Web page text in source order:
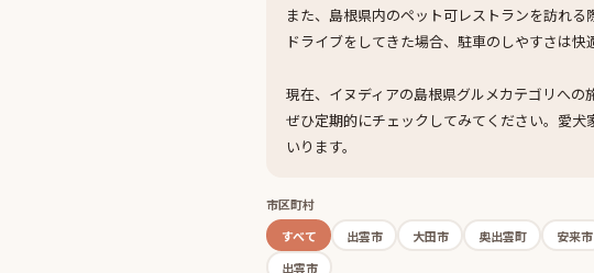
また、島根県内のペット可レストランを訪れ
ドライブをしてきた場合、駐車のしやすさは快
現在、イヌディアの島根県グルメカテゴリへの
ぜひ定期的にチェックしてみてください。愛
いります。
市区町村
すべて
出雲市 大田市 奥出雲町 安来市
出雲市